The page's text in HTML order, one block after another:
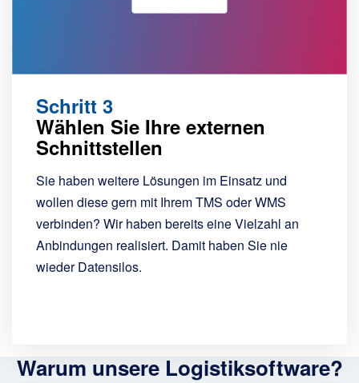
Schritt 3
Wählen Sie Ihre externen
Schnittstellen
Sie haben weitere Lösungen im Einsatz und
wollen diese gern mit Ihrem TMS oder WMS
verbinden? Wir haben bereits eine Vielzahl an
Anbindungen realisiert. Damit haben Sie nie
wieder Datensilos.
Warum unsere Logistiksoftware?